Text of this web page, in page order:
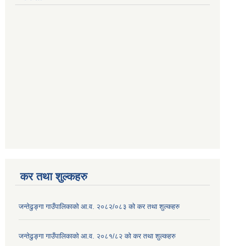
कर तथा शुल्कहरु
जन्तेढुङ्गा गाउँपालिकाको आ.व. २०८२/०८३ को कर तथा शुल्कहरु
जन्तेढुङ्गा गाउँपालिकाको आ.व. २०८१/८२ को कर तथा शुल्कहरु